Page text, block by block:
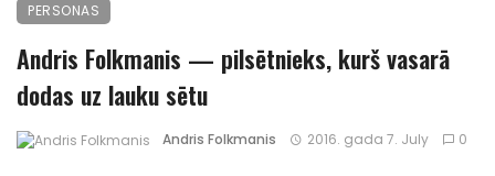
PERSONAS
Andris Folkmanis — pilsētnieks, kurš vasarā
dodas uz lauku sētu
Andris Folkmanis 2016. gada 7. July 0